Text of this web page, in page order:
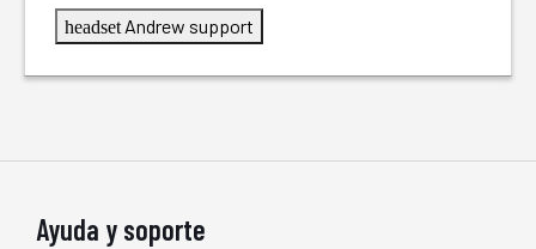
headset Andrew support
Ayuda y soporte